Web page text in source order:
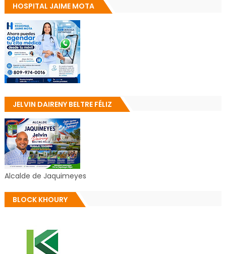
HOSPITAL JAIME MOTA
JELVIN DAIRENY BELTRE FÉLIZ
Alcalde de Jaquimeyes
BLOCK KHOURY